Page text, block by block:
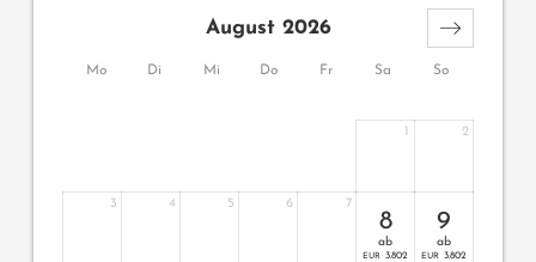
Mo Di Mi Do Fr Sa So
August 2026
2
3 4 5 6 7
8
ab
EUR 3.802
9
ab
EUR 3.802